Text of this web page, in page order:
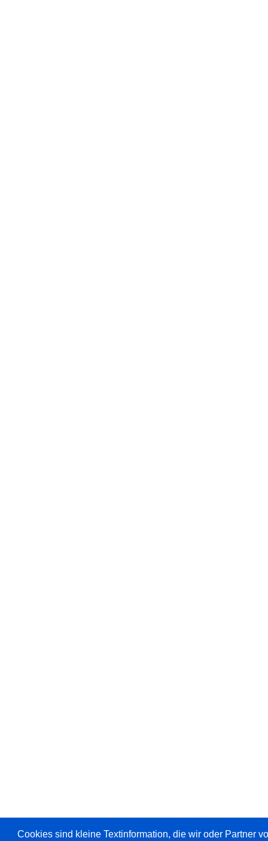
Cookies sind kleine Textinformation, die wir oder Partner